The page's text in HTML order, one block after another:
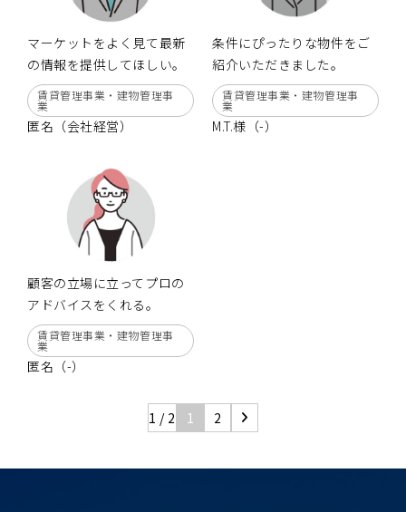
マーケットをよく見て最新
の情報を提供してほしい。
賃貸管理事業・建物管理事
業
匿名（会社経営）
条件にぴったりな物件をご
紹介いただきました。
賃貸管理事業・建物管理事
業
M.T.様（-）
顧客の立場に立ってプロの
アドバイスをくれる。
賃貸管理事業・建物管理事
業
匿名（-）
1 / 2 1 2